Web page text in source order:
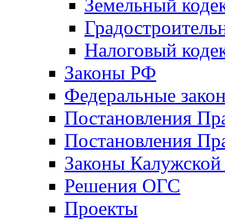
Земельный
Налоговый
Законы РФ
Федеральные
Постановления
Постановления
Законы Калужской
Решения ОГС
Проекты